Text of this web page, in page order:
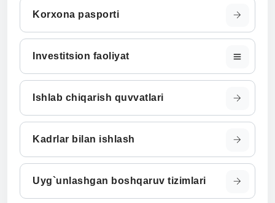
Korxona pasporti
Investitsion faoliyat
Ishlab chiqarish quvvatlari
Kadrlar bilan ishlash
Uyg`unlashgan boshqaruv tizimlari